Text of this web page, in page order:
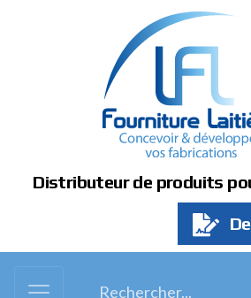
Distributeur de produits
Panneau de gestion des cookies